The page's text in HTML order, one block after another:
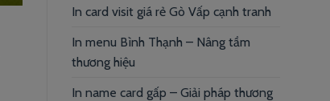
In card visit giá rẻ Gò Vấp cạnh tranh
In menu Bình Thạnh – Nâng tầm
thương hiệu
In name card gấp – Giải pháp thương